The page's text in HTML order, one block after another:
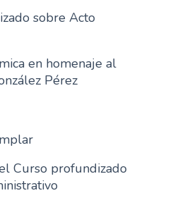
sobre Acto
en homenaje al
Pérez
Curso profundizado